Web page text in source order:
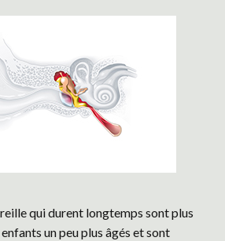
qui durent longtemps sont plus
un peu plus âgés et sont